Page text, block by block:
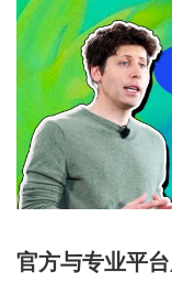
官方与专业平